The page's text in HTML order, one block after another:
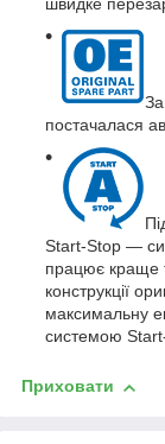
швидке
постачалася
Start-Stop —
працює краще
конструкції
максимальну
системою
Приховати